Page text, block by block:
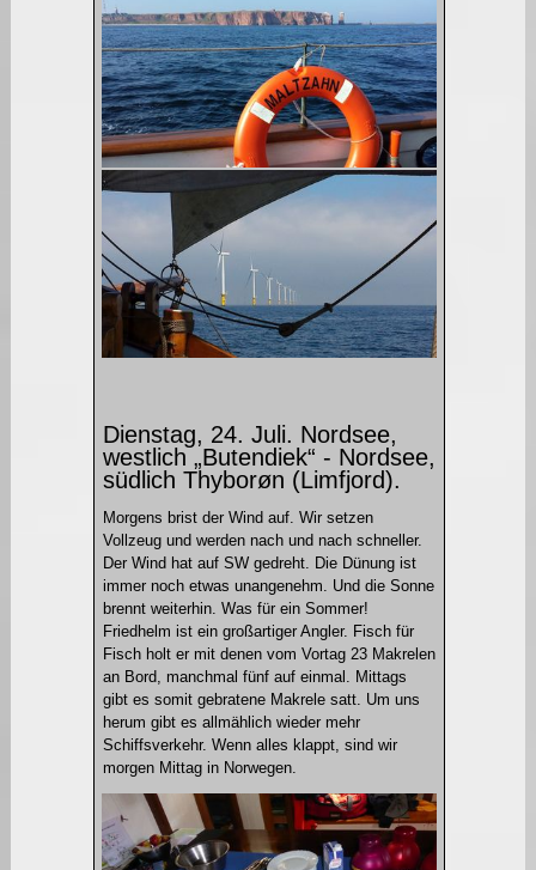
Dienstag, 24. Juli. Nordsee,
westlich „Butendiek“ - Nordsee,
südlich Thyborøn (Limfjord).
Morgens brist der Wind auf. Wir setzen
Vollzeug und werden nach und nach schneller.
Der Wind hat auf SW gedreht. Die Dünung ist
immer noch etwas unangenehm. Und die Sonne
brennt weiterhin. Was für ein Sommer!
Friedhelm ist ein großartiger Angler. Fisch für
Fisch holt er mit denen vom Vortag 23 Makrelen
an Bord, manchmal fünf auf einmal. Mittags
gibt es somit gebratene Makrele satt. Um uns
herum gibt es allmählich wieder mehr
Schiffsverkehr. Wenn alles klappt, sind wir
morgen Mittag in Norwegen.